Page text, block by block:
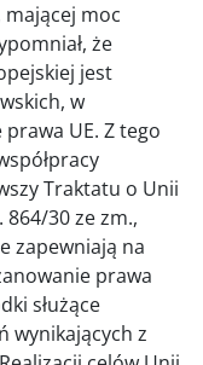
mającej moc
że
jest
w
UE. Z tego
Traktatu o Unii
864/30 ze zm.,
zapewniają na
prawa
służące
wynikających z